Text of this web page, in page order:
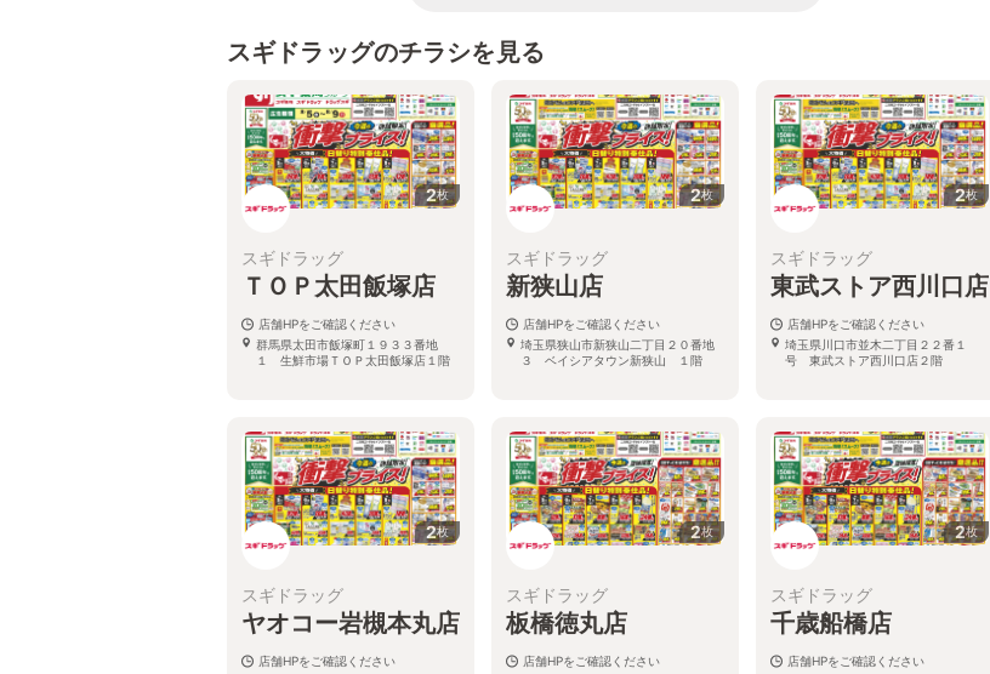
スギドラッグのチラシを見る
2枚
スギドラッグ
ＴＯＰ太田飯塚店
店舗HPをご確認ください
群馬県太田市飯塚町１９３３番地
１ 生鮮市場ＴＯＰ太田飯塚店１階
2枚
スギドラッグ
新狭山店
店舗HPをご確認ください
埼玉県狭山市新狭山二丁目２０番地
３ ベイシアタウン新狭山 １階
2枚
スギドラッグ
東武ストア西川口店
店舗HPをご確認ください
埼玉県川口市並木二丁目２２番１
号 東武ストア西川口店２階
2枚
スギドラッグ
ヤオコー岩槻本丸店
店舗HPをご確認ください
2枚
スギドラッグ
板橋徳丸店
店舗HPをご確認ください
2枚
スギドラッグ
千歳船橋店
店舗HPをご確認ください